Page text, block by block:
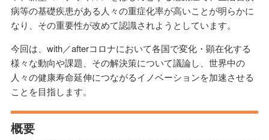
病等の基礎疾患がある人々の重症化率が高いことが明らかに
なり、その重要性が改めて認識されようとしています。
今回は、with／afterコロナにおいて各国で変化・顕在化する
様々な動向や課題、その解決策について議論し、世界中の
人々の健康寿命延伸につながるイノベーションを加速させる
ことを目指します。
概要